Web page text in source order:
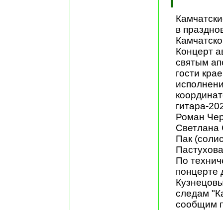
в
Концерт
святым
гости
гитара-
Роман
Светлана
Пак
По
понцерте
следам
сообщим